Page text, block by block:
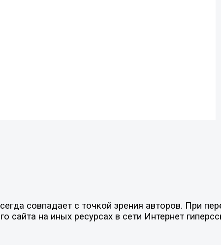
совпадает с точкой зрения авторов. При
сайта на иных ресурсах в сети Интернет